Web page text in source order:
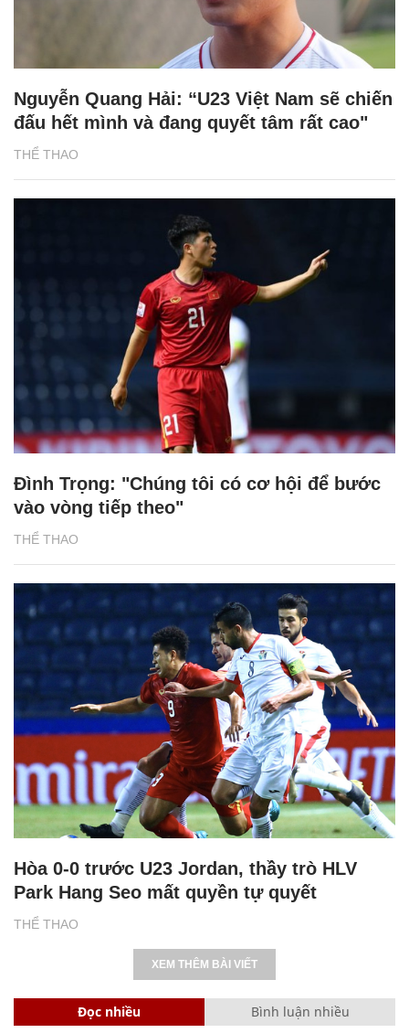
THỂ THAO
Nguyễn Quang Hải: “U23 Việt Nam sẽ chiến
đấu hết mình và đang quyết tâm rất cao"
THỂ THAO
Đình Trọng: "Chúng tôi có cơ hội để bước
vào vòng tiếp theo"
THỂ THAO
Hòa 0-0 trước U23 Jordan, thầy trò HLV
Park Hang Seo mất quyền tự quyết
XEM THÊM BÀI VIẾT
Đọc nhiều Bình luận nhiều